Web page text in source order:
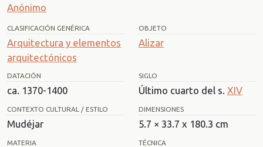
Anónimo
CLASIFICACIÓN GENÉRICA
Arquitectura y elementos
arquitectónicos
OBJETO
Alizar
DATACIÓN
ca. 1370-1400
SIGLO
Último cuarto del s. XIV
CONTEXTO CULTURAL / ESTILO
Mudéjar
DIMENSIONES
5.7 × 33.7 x 180.3 cm
MATERIA TÉCNICA